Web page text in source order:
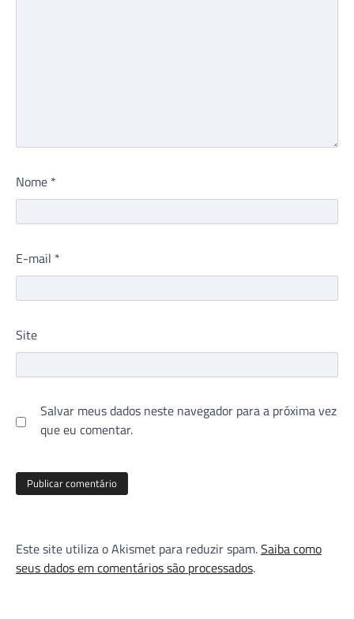
Nome *
E-mail *
Site
Salvar meus dados neste navegador para a próxima vez
que eu comentar.
Este site utiliza o Akismet para reduzir spam.Saiba como
seus dados em comentários são processados.